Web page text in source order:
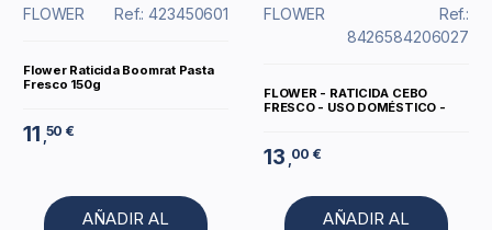
FLOWER Ref.: 423450601
Flower Raticida Boomrat Pasta
Fresco 150g
11 ,50 €
AÑADIR AL
FLOWER
Ref.:
8426584206027
FLOWER - RATICIDA CEBO
FRESCO - USO DOMÉSTICO -
13 ,00 €
AÑADIR AL